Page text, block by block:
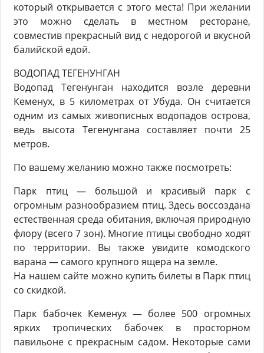
который открывается с этого места! При желании
это можно сделать в местном ресторане,
совместив прекрасный вид с недорогой и вкусной
балийской едой.
ВОДОПАД ТЕГЕНУНГАН
Водопад Тегенунган находится возле деревни
Кеменух, в 5 километрах от Убуда. Он считается
одним из самых живописных водопадов острова,
ведь высота Тегенунгана составляет почти 25
метров.
По вашему желанию можно также посмотреть:
Парк птиц — большой и красивый парк с
огромным разнообразием птиц. Здесь воссоздана
естественная среда обитания, включая природную
флору (всего 7 зон). Многие птицы свободно ходят
по территории. Вы также увидите комодского
варана — самого крупного ящера на земле.
На нашем сайте можно купить билеты в Парк птиц
со скидкой.
Парк бабочек Кеменух — более 500 огромных
ярких тропических бабочек в просторном
павильоне с прекрасным садом. Некоторые сами